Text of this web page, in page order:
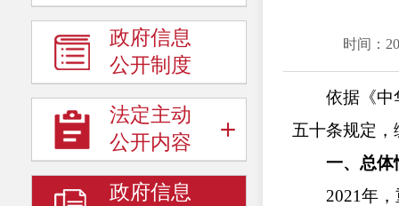
政府信息
公开制度
法定主动
公开内容
政府信息
时间：
依据《中华
五十条规定
一、总体
2021年，重